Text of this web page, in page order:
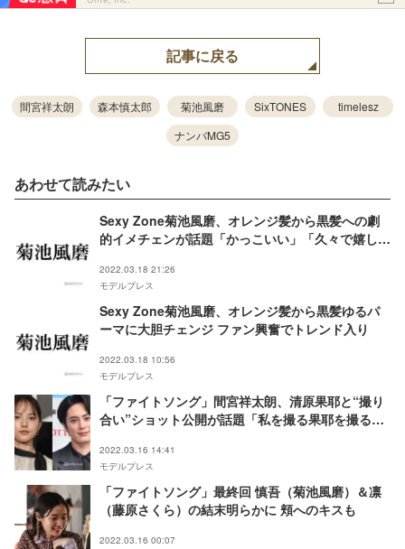
記事に戻る
間宮祥太朗 森本慎太郎 菊池風磨 SixTONES
timelesz
ナンバMG5
あわせて読みたい
Sexy Zone菊池風磨、オレンジ髪から黒髪への劇
的イメチェンが話題「かっこいい」「久々で嬉し
2022.03.18 21:26
モデルプレス
Sexy Zone菊池風磨、オレンジ髪から黒髪ゆるパ
ーマに大胆チェンジ ファン興奮でトレンド入り
2022.03.18 10:56
モデルプレス
「ファイトソング」間宮祥太朗、清原果耶と“撮り
合い”ショット公開が話題「私を撮る果耶を撮る
2022.03.16 14:41
モデルプレス
「ファイトソング」最終回 慎吾（菊池風磨）＆凛
（藤原さくら）の結末明らかに 頬へのキスも
2022.03.16 00:07